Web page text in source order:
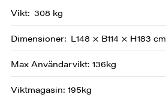
Vikt 308 kg
Dimensioner L148 × B114 × H183 cm
Max Användarvikt: 136kg
Viktmagasin: 195kg